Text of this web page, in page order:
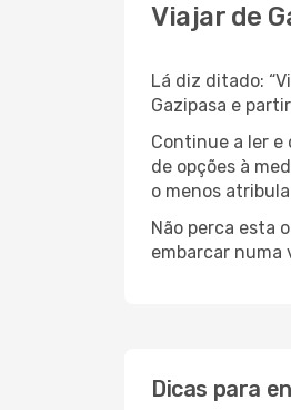
Viajar de
Lá diz ditado:
Gazipasa e
Continue a ler e
de opções à
o menos
Não perca esta
embarcar numa
Dicas para